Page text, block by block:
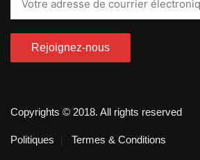
Copyrights © 2018. All rights reserved
Politiques Termes & Conditions